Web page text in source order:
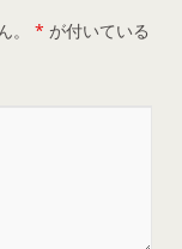
* が付いている